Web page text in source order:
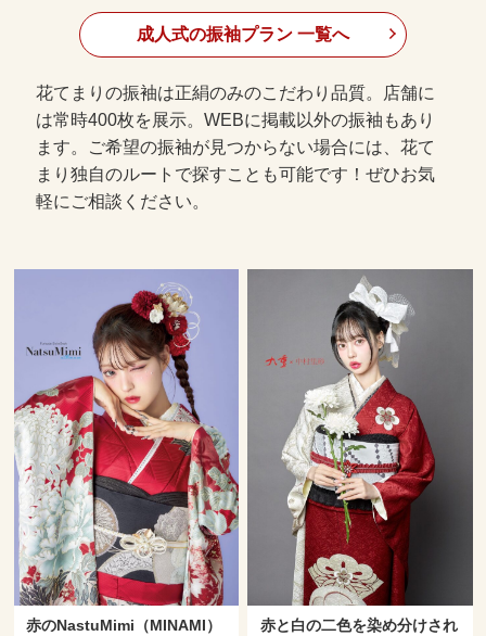
成人式の振袖プラン 一覧へ
花てまりの振袖は正絹のみのこだわり品質。店舗に
は常時400枚を展示。WEBに掲載以外の振袖もあり
ます。ご希望の振袖が見つからない場合には、花て
まり独自のルートで探すことも可能です！ぜひお気
軽にご相談ください。
赤のNastuMimi（MINAMI）
赤と白の二色を染め分けされ